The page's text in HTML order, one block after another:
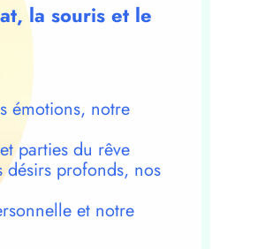
la souris et le
émotions, notre
parties du rêve
profonds, nos
et notre